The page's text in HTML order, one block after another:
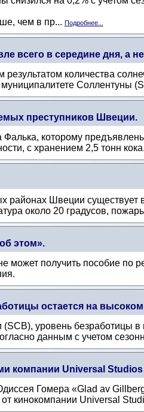
чем в пр... Подробнее...
всего в середине дня, а
количества
Соллентуны
преступников Швеции.
которому
с хранением 2,5 тонн
районах Швеции существует
около 20 градусов,
этом».
может получить пособие по
остается на
уровень безработицы
данным с учетом
компании Universal Studios
Гомера «Glad av
кинокомпании Universal